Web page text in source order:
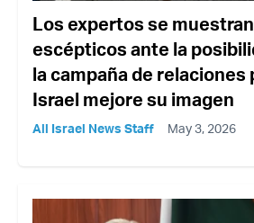
Los expertos se muestran
escépticos ante la
la campaña de relaciones
Israel mejore su imagen
All Israel News Staff May 3, 2026